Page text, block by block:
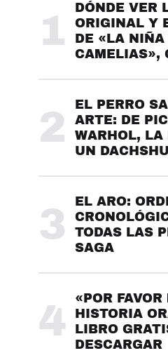
1
DÓNDE VER
ORIGINAL Y
DE «LA
CAMELIAS»,
2
EL PERRO
ARTE: DE
WARHOL, LA
UN
3
EL ARO:
TODAS LAS
SAGA
4
«POR
HISTORIA
LIBRO
DESCARGAR